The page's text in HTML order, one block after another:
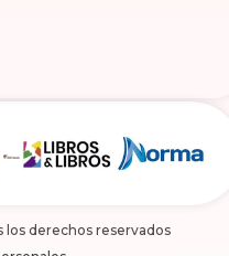
derechos reservados